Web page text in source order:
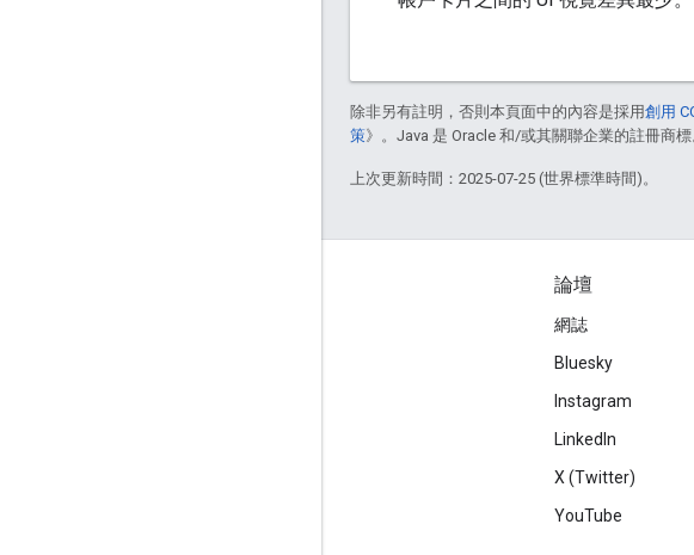
除非另有註明，否則本頁面中的內容是採用創用
策》。Java 是 Oracle 和/或其關聯企業的註冊商標
上次更新時間：2025-07-25 (世界標準時間)。
論壇
網誌
Bluesky
Instagram
LinkedIn
X (Twitter)
YouTube